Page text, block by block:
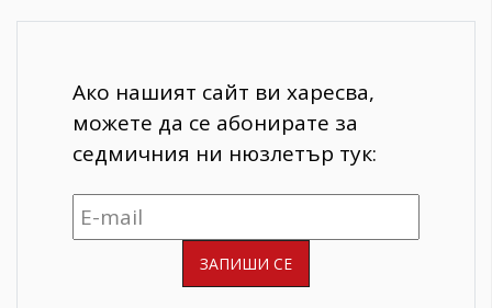
Ако нашият сайт ви харесва,
можете да се абонирате за
седмичния ни нюзлетър тук: